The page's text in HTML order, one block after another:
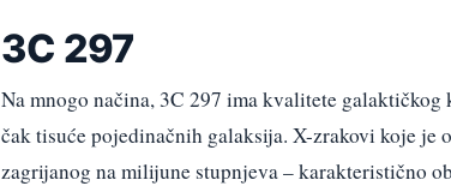
3C 297
Na mnogo načina, 3C 297 ima kvalitete
čak tisuće pojedinačnih galaksija. X-zrakovi koje
zagrijanog na milijune stupnjeva – karakteristično